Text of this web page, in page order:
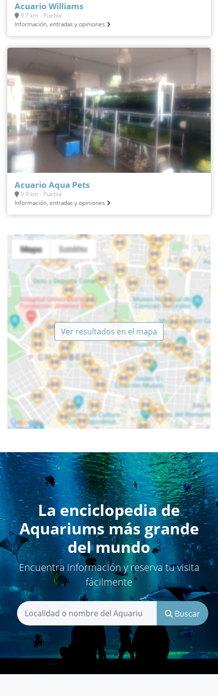
Acuario Williams
9.7 km - Puebla
Información, entradas y opiniones
Acuario Aqua Pets
9.9 km - Puebla
Información, entradas y opiniones
Ver resultados en el mapa
La enciclopedia de
Aquariums más grande
del mundo
Encuentra información y reserva tu visita
fácilmente
Buscar